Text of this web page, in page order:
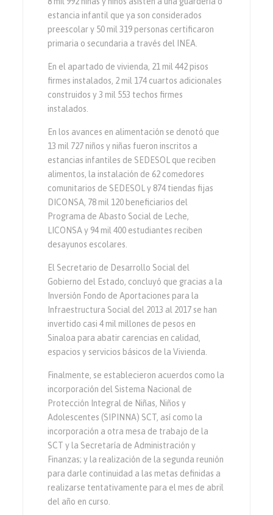
estancia infantil que ya son considerados
preescolar y 50 mil 319 personas certificaron
primaria o secundaria a través del INEA.
En el apartado de vivienda, 21 mil 442 pisos
firmes instalados, 2 mil 174 cuartos adicionales
construidos y 3 mil 553 techos firmes
instalados.
En los avances en alimentación se denotó que
13 mil 727 niños y niñas fueron inscritos a
estancias infantiles de SEDESOL que reciben
alimentos, la instalación de 62 comedores
comunitarios de SEDESOL y 874 tiendas fijas
DICONSA, 78 mil 120 beneficiarios del
Programa de Abasto Social de Leche,
LICONSA y 94 mil 400 estudiantes reciben
desayunos escolares.
El Secretario de Desarrollo Social del
Gobierno del Estado, concluyó que gracias a la
Inversión Fondo de Aportaciones para la
Infraestructura Social del 2013 al 2017 se han
invertido casi 4 mil millones de pesos en
Sinaloa para abatir carencias en calidad,
espacios y servicios básicos de la Vivienda.
Finalmente, se establecieron acuerdos como la
incorporación del Sistema Nacional de
Protección Integral de Niñas, Niños y
Adolescentes (SIPINNA) SCT, así como la
incorporación a otra mesa de trabajo de la
SCT y la Secretaría de Administración y
Finanzas; y la realización de la segunda reunión
para darle continuidad a las metas definidas a
realizarse tentativamente para el mes de abril
del año en curso.